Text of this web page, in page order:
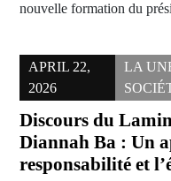
nouvelle formation du
APRIL 22,
2026
LA
Discours du
Diannah Ba : Un
responsabilité et